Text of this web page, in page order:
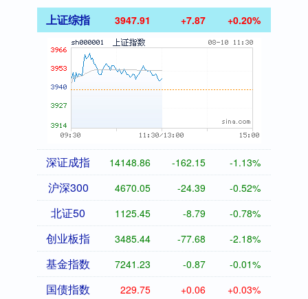
上证综指 3947.91 +7.87 +0.20%
深证成指 14148.86 -162.15 -1.13%
沪深300 4670.05 -24.39 -0.52%
北证50 1125.45 -8.79 -0.78%
创业板指 3485.44 -77.68 -2.18%
基金指数 7241.23 -0.87 -0.01%
国债指数 229.75 +0.06 +0.03%